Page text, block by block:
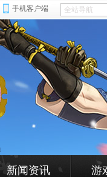
手机客户端
专区
新闻资讯 游